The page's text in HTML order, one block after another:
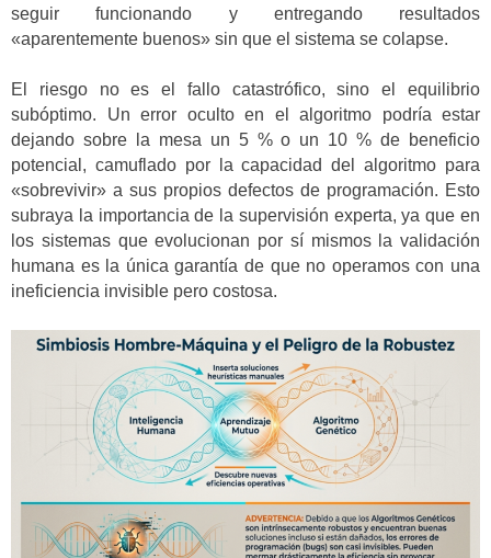
seguir funcionando y entregando resultados
«aparentemente buenos» sin que el sistema se colapse.
El riesgo no es el fallo catastrófico, sino el equilibrio
subóptimo. Un error oculto en el algoritmo podría estar
dejando sobre la mesa un 5 % o un 10 % de beneficio
potencial, camuflado por la capacidad del algoritmo para
«sobrevivir» a sus propios defectos de programación. Esto
subraya la importancia de la supervisión experta, ya que en
los sistemas que evolucionan por sí mismos la validación
humana es la única garantía de que no operamos con una
ineficiencia invisible pero costosa.